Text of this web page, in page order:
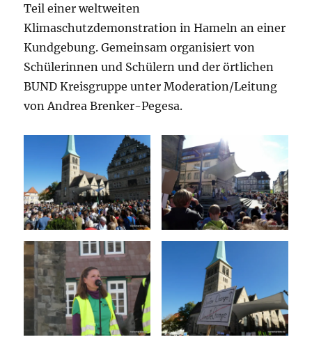
Teil einer weltweiten
Klimaschutzdemonstration in Hameln an einer
Kundgebung. Gemeinsam organisiert von
Schülerinnen und Schülern und der örtlichen
BUND Kreisgruppe unter Moderation/Leitung
von Andrea Brenker-Pegesa.